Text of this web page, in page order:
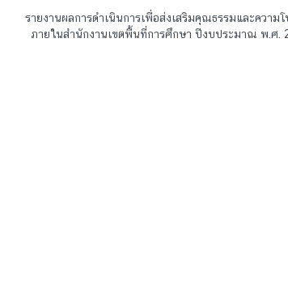
รายงานผลการดำเนินการเพื่อส่งเสริมคุณธรรมและความโ
ภายในสำนักงานเขตพื้นที่การศึกษา ปีงบประมาณ พ.ศ.